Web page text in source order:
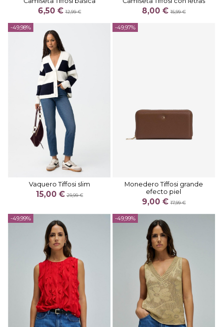
6,50 €12,99 € 8,00 € 15,99 €
-49,98%
Vaquero Tiffosi slim
15,00 €29,99 €
-49,97%
Monedero Tiffosi grande
efecto piel
9,00 € 17,99 €
-49,99% -49,99%